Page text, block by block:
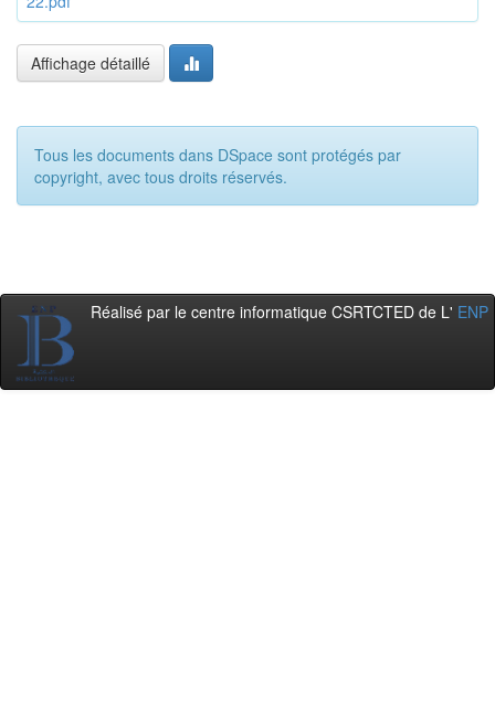
Affichage détaillé
Tous les documents dans DSpace sont protégés par
copyright, avec tous droits réservés.
Réalisé par le centre informatique CSRTCTED de L' ENP